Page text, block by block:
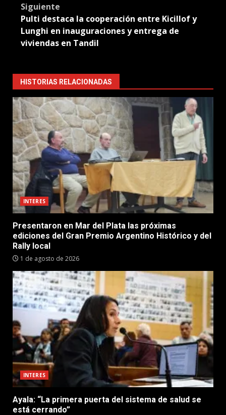
Siguiente
Pulti destaca la cooperación entre Kicillof y
Lunghi en inauguraciones y entrega de
viviendas en Tandil
HISTORIAS RELACIONADAS
INTERES
Presentaron en Mar del Plata las próximas
ediciones del Gran Premio Argentino Histórico y del
Rally local
1 de agosto de 2026
INTERES
Ayala: “La primera puerta del sistema de salud se
está cerrando”